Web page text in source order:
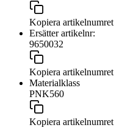
Kopiera artikelnumret
Ersätter artikelnr:
9650032
Kopiera artikelnumret
Materialklass
PNK560
Kopiera artikelnumret